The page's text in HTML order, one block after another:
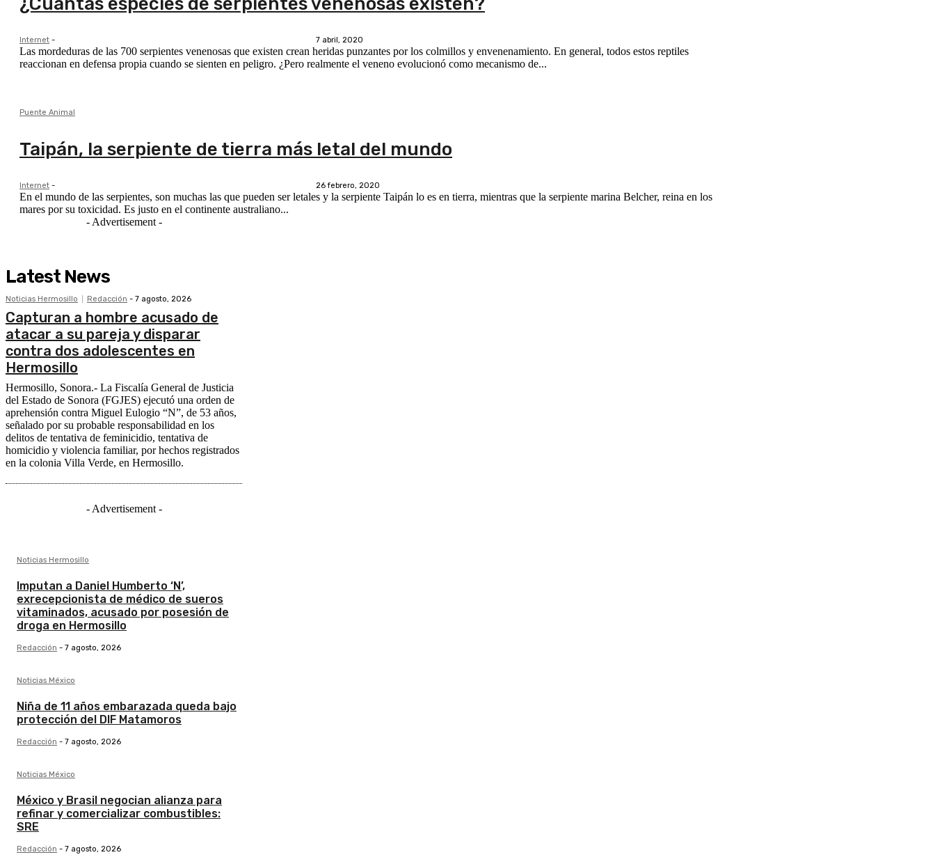
Internet - 7 abril, 2020
Las mordeduras de las 700 serpientes venenosas que existen crean heridas punzantes por los colmillos y envenenamiento. En general, todos estos reptiles
reaccionan en defensa propia cuando se sienten en peligro. ¿Pero realmente el veneno evolucionó como mecanismo de...
Puente Animal
Taipán, la serpiente de tierra más letal del mundo
Internet - 26 febrero, 2020
En el mundo de las serpientes, son muchas las que pueden ser letales y la serpiente Taipán lo es en tierra, mientras que la serpiente marina Belcher, reina en los
mares por su toxicidad. Es justo en el continente australiano...
- Advertisement -
Latest News
Noticias Hermosillo Redacción - 7 agosto, 2026
Capturan a hombre acusado de
atacar a su pareja y disparar
contra dos adolescentes en
Hermosillo
Hermosillo, Sonora.- La Fiscalía General de Justicia
del Estado de Sonora (FGJES) ejecutó una orden de
aprehensión contra Miguel Eulogio “N”, de 53 años,
señalado por su probable responsabilidad en los
delitos de tentativa de feminicidio, tentativa de
homicidio y violencia familiar, por hechos registrados
en la colonia Villa Verde, en Hermosillo.
- Advertisement -
Noticias Hermosillo
Imputan a Daniel Humberto ‘N’,
exrecepcionista de médico de sueros
vitaminados, acusado por posesión de
droga en Hermosillo
Redacción - 7 agosto, 2026
Noticias México
Niña de 11 años embarazada queda bajo
protección del DIF Matamoros
Redacción - 7 agosto, 2026
Noticias México
México y Brasil negocian alianza para
refinar y comercializar combustibles:
SRE
Redacción - 7 agosto, 2026